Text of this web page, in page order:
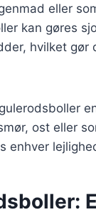
eller
kan gøres
hvilket
ost eller
enhver